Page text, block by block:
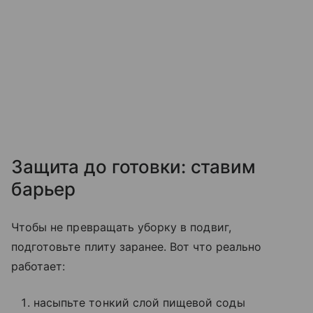
Защита до готовки: ставим
барьер
Чтобы не превращать уборку в подвиг,
подготовьте плиту заранее. Вот что реально
работает:
насыпьте тонкий слой пищевой соды